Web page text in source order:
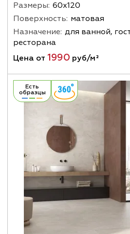
Размеры: 60х120
Поверхность: матовая
Назначение: для ванной,
ресторана
Цена от 1990 руб/м²
Есть
образцы